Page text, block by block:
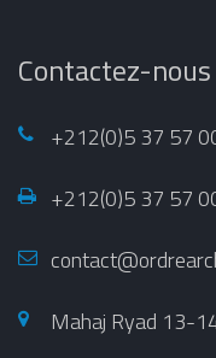
Contactez-nous
+212(0)5 37 57
+212(0)5 37 57
Mahaj Ryad 13-